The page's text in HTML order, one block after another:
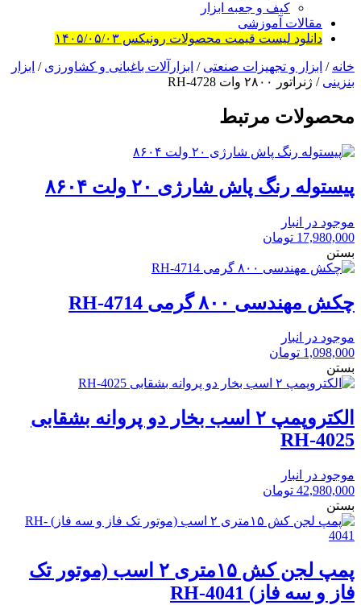
کیف و جعبه ابزار
مقالات آموزشی
دانلود لیست قیمت محصولات رونیکس ۱۴۰۵/۰۵/۰۳
خانه / ابزار و تجهیزات صنعتی / ابزارآلات باغبانی و کشاورزی / ابزار
بنزینی / ژنراتور ۲۸۰۰ وات RH-4728
محصولات مرتبط
پیستوله رنگ پاش شارژی ۲۰ ولت ۸۶۰۴
موجود در انبار
17,980,000 تومان
بستن
چکش مهندسی ۸۰۰ گرمی RH-4714
موجود در انبار
1,098,000 تومان
بستن
الکتروپمپ ۲ اسب بخار دو پروانه بشقابی
RH-4025
موجود در انبار
42,980,000 تومان
بستن
پمپ لجن کش ۱۵متری ۲ اسب (موتور تک
فاز و سه فاز) RH-4041